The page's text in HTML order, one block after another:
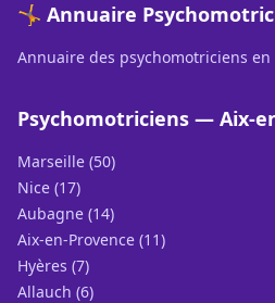
🤸 Annuaire
Annuaire des psychomotriciens en
Psychomotriciens — Aix-
Marseille (50)
Nice (17)
Aubagne (14)
Aix-en-Provence (11)
Hyères (7)
Allauch (6)